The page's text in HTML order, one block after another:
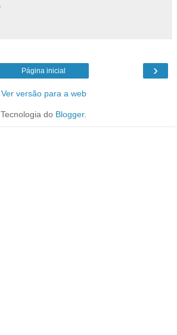
›
Página inicial
Ver versão para a web
Tecnologia do Blogger.